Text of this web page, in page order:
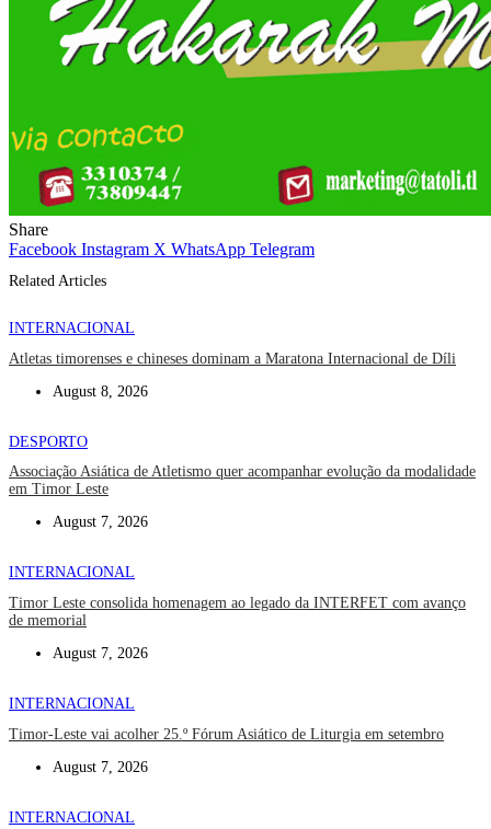
Share
Facebook Instagram X WhatsApp Telegram
Related Articles
INTERNACIONAL
Atletas timorenses e chineses dominam a Maratona Internacional de Díli
August 8, 2026
DESPORTO
Associação Asiática de Atletismo quer acompanhar evolução da modalidade
em Timor Leste
August 7, 2026
INTERNACIONAL
Timor Leste consolida homenagem ao legado da INTERFET com avanço
de memorial
August 7, 2026
INTERNACIONAL
Timor-Leste vai acolher 25.º Fórum Asiático de Liturgia em setembro
August 7, 2026
INTERNACIONAL